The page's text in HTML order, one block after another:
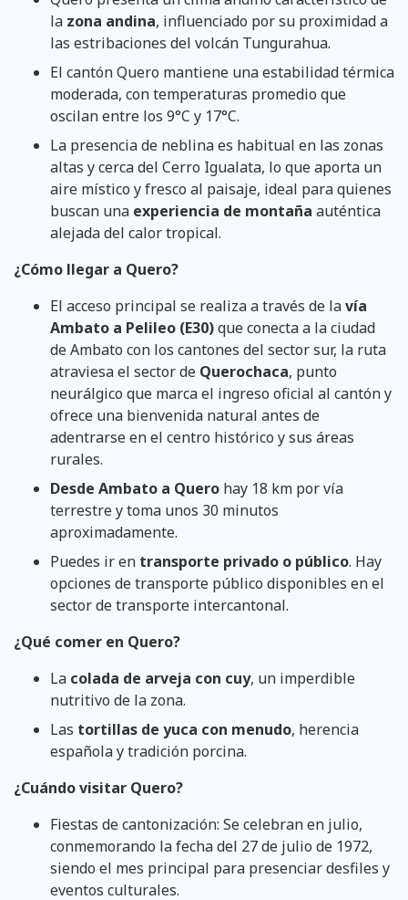
la zona andina, influenciado por su proximidad a
las estribaciones del volcán Tungurahua.
El cantón Quero mantiene una estabilidad térmica
moderada, con temperaturas promedio que
oscilan entre los 9°C y 17°C.
La presencia de neblina es habitual en las zonas
altas y cerca del Cerro Igualata, lo que aporta un
aire místico y fresco al paisaje, ideal para quienes
buscan una experiencia de montaña auténtica
alejada del calor tropical.
¿Cómo llegar a Quero?
El acceso principal se realiza a través de lavía
Ambato a Pelileo (E30)que conecta a la ciudad
de Ambato con los cantones del sector sur, la ruta
atraviesa el sector de Querochaca, punto
neurálgico que marca el ingreso oficial al cantón y
ofrece una bienvenida natural antes de
adentrarse en el centro histórico y sus áreas
rurales.
Desde Ambato a Quero hay 18 km por vía
terrestre y toma unos 30 minutos
aproximadamente.
Puedes ir en transporte privado o público. Hay
opciones de transporte público disponibles en el
sector de transporte intercantonal.
¿Qué comer en Quero?
La colada de arveja con cuy, un imperdible
nutritivo de la zona.
Las tortillas de yuca con menudo, herencia
española y tradición porcina.
¿Cuándo visitar Quero?
Fiestas de cantonización: Se celebran en julio,
conmemorando la fecha del 27 de julio de 1972,
siendo el mes principal para presenciar desfiles y
eventos culturales.